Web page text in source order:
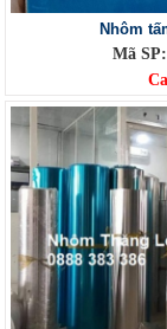
Nhôm
Mã